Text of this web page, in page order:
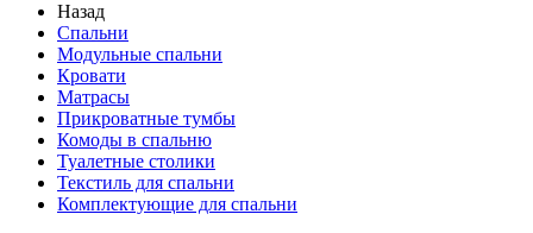
Назад
Спальни
Модульные спальни
Кровати
Матрасы
Прикроватные тумбы
Комоды в спальню
Туалетные столики
Текстиль для спальни
Комплектующие для спальни